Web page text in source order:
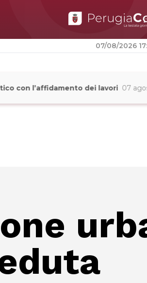
07/08/2026
l’affidamento dei lavori 07 agosto